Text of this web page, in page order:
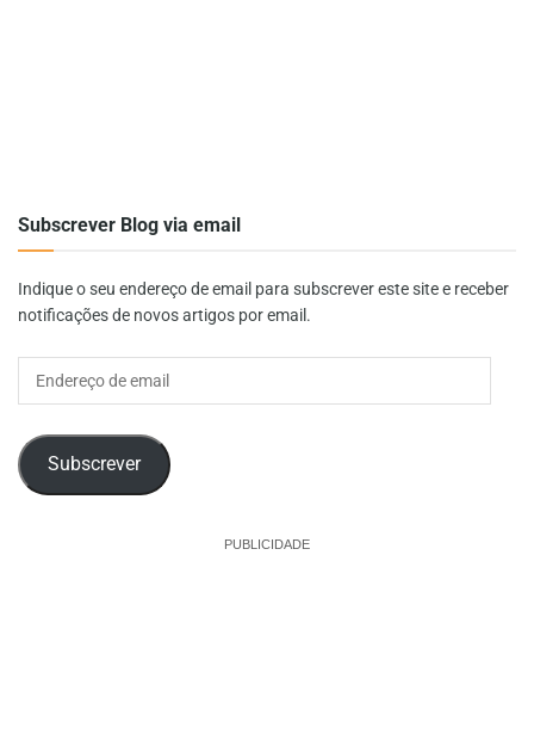
Subscrever Blog via email
Indique o seu endereço de email para subscrever este site e receber
notificações de novos artigos por email.
Endereço
Subscrever
PUBLICIDADE